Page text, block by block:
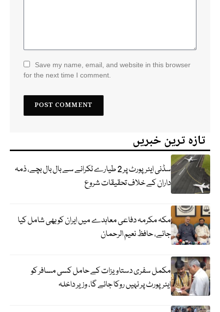
Save my name, email, and website in this browser
for the next time I comment.
تازہ ترین خبریں
سڈنی ایئرپورٹ پر 2 طیارے ٹکرانے سے بال بال بچے، ذمہ
داران کے خلاف تحقیقات شروع
مکہ مکرمہ دفاعی معاہدے میں ایران کو بھی شامل کیا
جائے، حافظ نعیم الرحمان
مکمل سفری دستاویزات کے حامل کسی مسافر کو
ایئرپورٹ پر نہیں روکا جائے گا، وزیر داخلہ